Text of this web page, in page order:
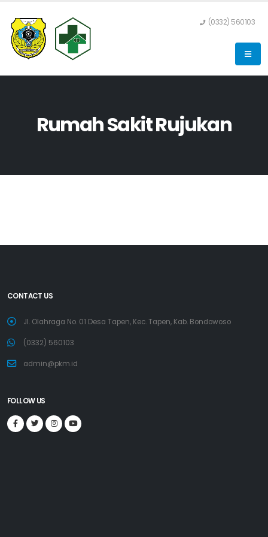
(0332) 560103
Rumah Sakit Rujukan
CONTACT US
Jl. Olahraga No. 01 Desa Tapen, Kec. Tapen, Kab. Bondowoso
(0332) 560103
admin@pkm.id
FOLLOW US